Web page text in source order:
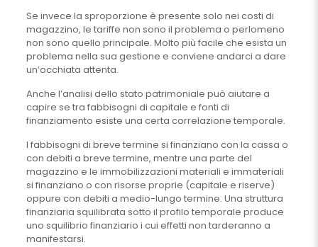
Se invece la sproporzione è presente solo nei costi di
magazzino, le tariffe non sono il problema o perlomeno
non sono quello principale. Molto più facile che esista un
problema nella sua gestione e conviene andarci a dare
un’occhiata attenta.
Anche l’analisi dello stato patrimoniale può aiutare a
capire se tra fabbisogni di capitale e fonti di
finanziamento esiste una certa correlazione temporale.
I fabbisogni di breve termine si finanziano con la cassa o
con debiti a breve termine, mentre una parte del
magazzino e le immobilizzazioni materiali e immateriali
si finanziano o con risorse proprie (capitale e riserve)
oppure con debiti a medio-lungo termine. Una struttura
finanziaria squilibrata sotto il profilo temporale produce
uno squilibrio finanziario i cui effetti non tarderanno a
manifestarsi.